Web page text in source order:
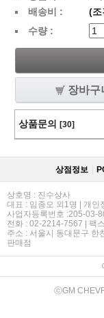
배송비 :
(조
수량 :
장바구
상품문의 [30]
상점정보
상호명 : 진수상사
대표 : 임종오 외1명 | 개인
사업자등록번호 :205-03-
전화 : 02-2214-7567 | 팩
주소 : 서울시 동대문구 한
판매점
ⓒGM